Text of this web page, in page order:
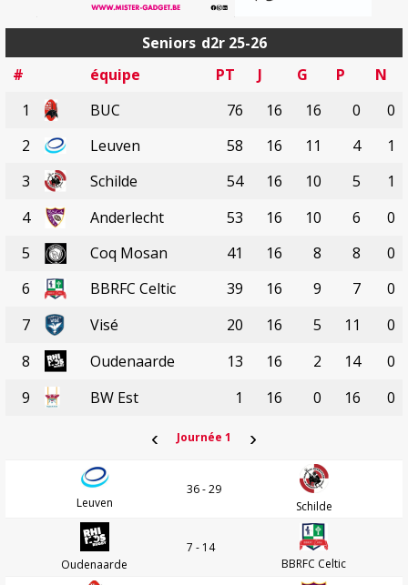
Seniors d2r 25-26
#
équipe PT J G P
N
1
BUC 76 16 16 0
0
2
Leuven 58 16 11 4
1
3
Schilde 54 16 10 5
1
4
Anderlecht 53 16 10 6
0
5
Coq Mosan 41 16 8 8
0
6
BBRFC Celtic 39 16 9 7
0
7
Visé 20 16 5 11
0
8
Oudenaarde 13 16 2 14
0
9
BW Est 1 16 0 16 0
‹ Journée 1 ›
Leuven
36 - 29
Schilde
Oudenaarde
7 - 14
BBRFC Celtic